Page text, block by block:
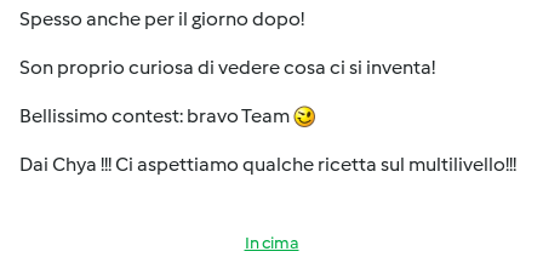
Spesso anche per il giorno dopo!
Son proprio curiosa di vedere cosa ci si inventa!
Bellissimo contest: bravo Team
Dai Chya !!! Ci aspettiamo qualche ricetta sul multilivello!!!
In cima